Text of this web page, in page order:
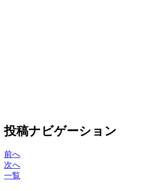
投稿ナビゲーション
前へ
次へ
一覧